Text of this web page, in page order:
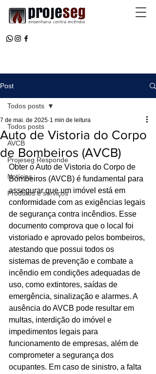
Ligações de 8h as 17h
WhatsApp de 8h as 12h
Siga nosso facebook
E também nosso instagram
Post
Todos posts
AVCB
Projeseg Responde
Notícias
Produtos e serviços
Todos posts
Auto de Vistoria do Corpo
de Bombeiros (AVCB)
7 de mai. de 2025 1 min de leitura
Obter o Auto de Vistoria do Corpo de
Bombeiros (AVCB) é fundamental para
assegurar que um imóvel está em
conformidade com as exigências legais
de segurança contra incêndios. Esse
documento comprova que o local foi
vistoriado e aprovado pelos bombeiros,
atestando que possui todos os
sistemas de prevenção e combate a
incêndio em condições adequadas de
uso, como extintores, saídas de
emergência, sinalização e alarmes. A
ausência do AVCB pode resultar em
multas, interdição do imóvel e
impedimentos legais para
funcionamento de empresas, além de
comprometer a segurança dos
ocupantes. Em caso de sinistro, a falta